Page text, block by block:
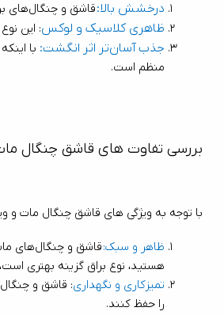
درخشش بالا:قاشق و چنگال‌های براق به دلیل سطح صیقلی و بازتاب نور، بسیار براق و درخشان هستند. این ویژگی آنها را به یک انتخاب مناسب برای میزهای رسمی و مهمانی‌های شیک تبدیل می‌کند.
ظاهری کلاسیک و لوکس: این نوع قاشق و چنگال‌ها به دلیل طراحی درخشان و
جذب آسان‌تر اثر انگشت:
منظم است.
بررسی تفاوت ‌های قاشق چنگال مات و براق
با توجه به ویژگی ‌های قاشق چنگال مات و ویژگی ‌های قاشق چنگال براق، مهم‌ترین تفاوت‌ها به ظاهر، مقاومت و نیاز به نگهداری آنها برمی‌گردد. در ادامه به بررسی این تفاوت‌ها می‌پردازیم:
ظاهر و سبک:
هستید، نوع براق گزینه بهتری است، اما برای دکوراسیون‌های ساده
تمیزکاری و نگهداری
را حفظ کنند.